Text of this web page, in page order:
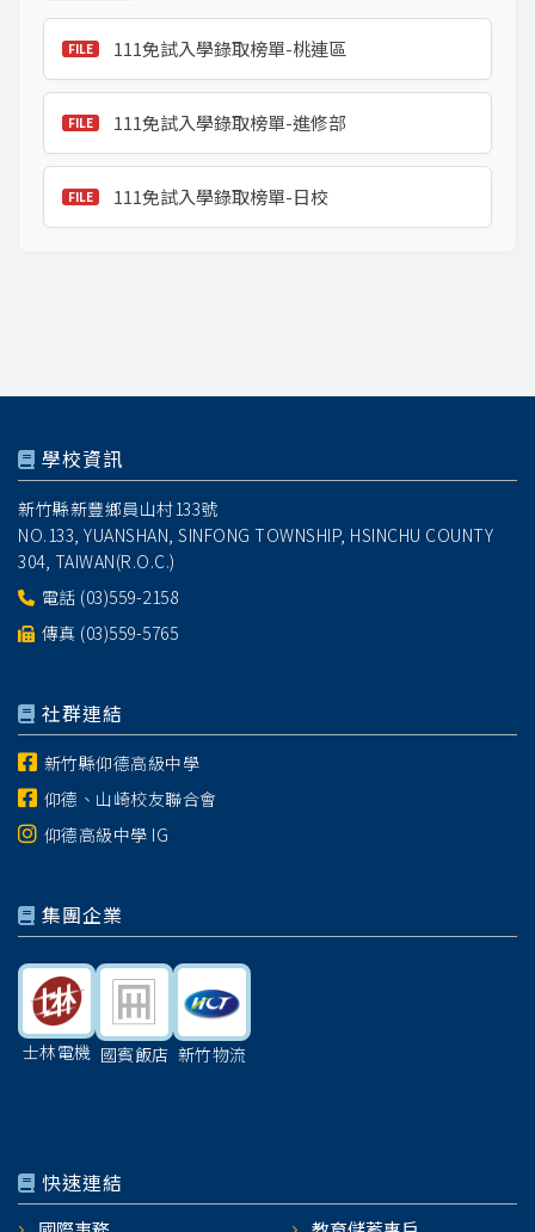
111免試入學錄取榜單-桃連區
111免試入學錄取榜單-進修部
111免試入學錄取榜單-日校
學校資訊
新竹縣新豐鄉員山村133號
NO.133, YUANSHAN, SINFONG TOWNSHIP, HSINCHU COUNTY
304, TAIWAN(R.O.C.)
電話 (03)559-2158
傳真 (03)559-5765
社群連結
新竹縣仰德高級中學
仰德、山崎校友聯合會
仰德高級中學 IG
集團企業
士林電機 國賓飯店 新竹物流
快速連結